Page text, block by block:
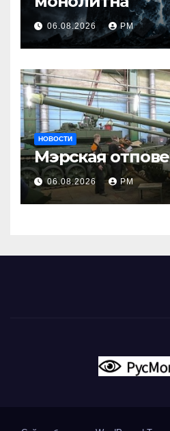
06.08.2026 РМ
НОВОСТИ
Мэрская
06.08.2026 РМ